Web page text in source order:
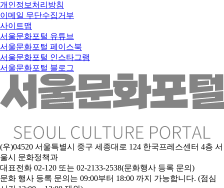
개인정보처리방침
이메일 무단수집거부
사이트맵
서울문화포털 유튜브
서울문화포털 페이스북
서울문화포털 인스타그램
서울문화포털 블로그
(우)04520 서울특별시 중구 세종대로 124 한국프레스센터 4층 서
울시 문화정책과
대표전화 02-120 또는 02-2133-2538(문화행사 등록 문의)
문화 행사 등록 문의는 09:00부터 18:00 까지 가능합니다. (점심